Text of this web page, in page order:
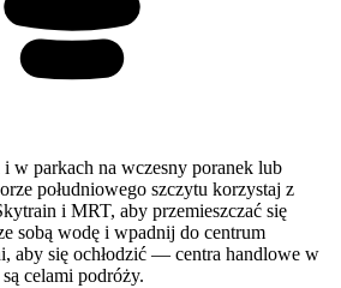
w parkach na wczesny poranek lub
południowego szczytu korzystaj z
i MRT, aby przemieszczać się
sobą wodę i wpadnij do centrum
aby się ochłodzić — centra handlowe w
celami podróży.